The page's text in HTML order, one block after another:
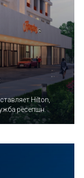
Hilton,
ресепшн.